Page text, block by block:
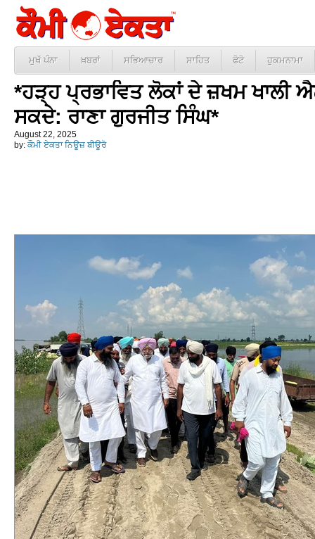
ਮੁਖੱ ਪੰਨਾ ਖ਼ਬਰਾਂ ਸਭਿਆਚਾਰ ਸਾਹਿਤ ਫੋਟੋ ਹੁਕਮਨਾਮਾ
*ਹੜ੍ਹ ਪ੍ਰਭਾਵਿਤ ਲੋਕਾਂ ਦੇ ਜ਼ਖਮ ਖਾਲੀ
ਸਕਦੇ: ਰਾਣਾ ਗੁਰਜੀਤ ਸਿੰਘ*
August 22, 2025
by: ਕੌਮੀ ਏਕਤਾ ਨਿਊਜ਼ ਬੀਊਰੋ